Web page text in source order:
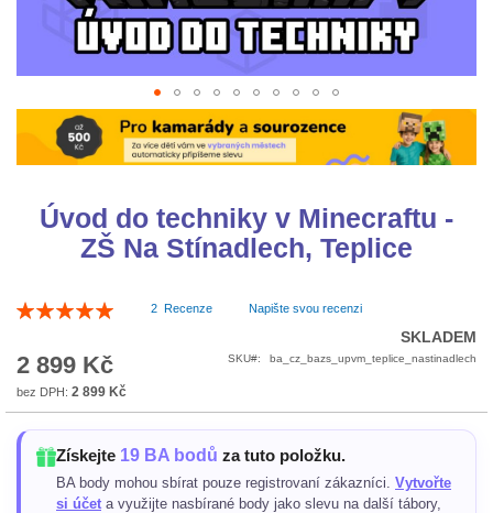
Úvod do techniky v Minecraftu -
ZŠ Na Stínadlech, Teplice
Hodnocení:
2 Recenze Napište svou recenzi
2 899 Kč
2 899 Kč
SKLADEM
SKU ba_cz_bazs_upvm_teplice_nastinadlech
Získejte 19 BA bodů za tuto položku.
BA body mohou sbírat pouze registrovaní zákazníci. Vytvořte
si účet a využijte nasbírané body jako slevu na další tábory,
Přeskočit
začátek
obrázky